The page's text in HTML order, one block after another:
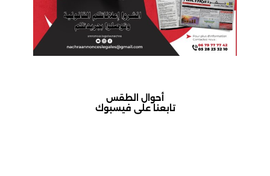
أحوال الطقس
أكادير حالة الطقستابعنا على فيسبوك